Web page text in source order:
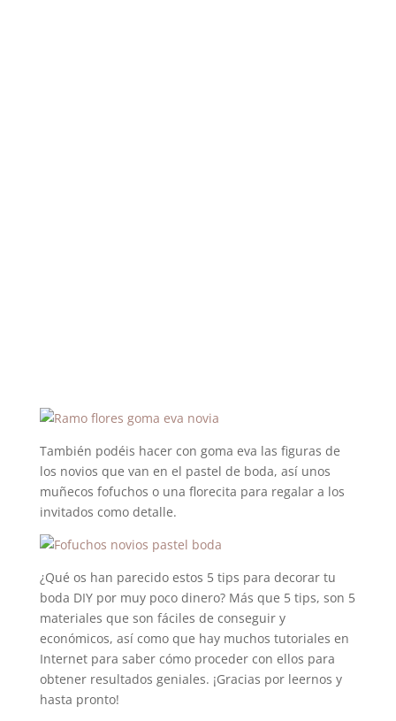
También podéis hacer con goma eva las figuras de
los novios que van en el pastel de boda, así unos
muñecos fofuchos o una florecita para regalar a los
invitados como detalle.
¿Qué os han parecido estos 5 tips para decorar tu
boda DIY por muy poco dinero? Más que 5 tips, son 5
materiales que son fáciles de conseguir y
económicos, así como que hay muchos tutoriales en
Internet para saber cómo proceder con ellos para
obtener resultados geniales. ¡Gracias por leernos y
hasta pronto!